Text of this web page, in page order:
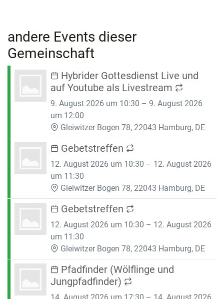
andere Events dieser
Gemeinschaft
Hybrider Gottesdienst Live und
auf Youtube als Livestream
9. August 2026 um 10:30 – 9. August 2026
um 12:00
Gleiwitzer Bogen 78, 22043 Hamburg, DE
Gebetstreffen
12. August 2026 um 10:30 – 12. August 2026
um 11:30
Gleiwitzer Bogen 78, 22043 Hamburg, DE
Gebetstreffen
12. August 2026 um 10:30 – 12. August 2026
um 11:30
Gleiwitzer Bogen 78, 22043 Hamburg, DE
Pfadfinder (Wölflinge und
Jungpfadfinder)